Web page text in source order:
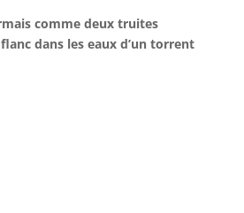
comme deux truites
dans les eaux d’un torrent